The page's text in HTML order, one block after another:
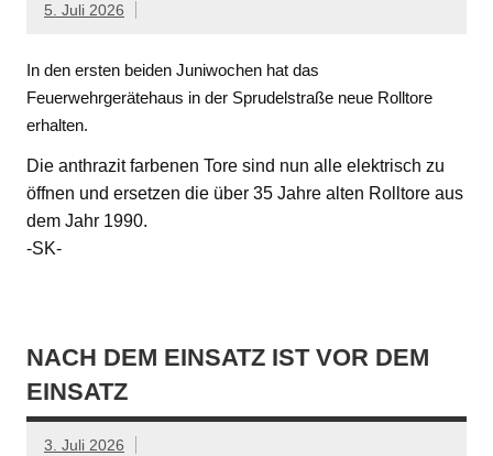
5. Juli 2026
In den ersten beiden Juniwochen hat das
Feuerwehrgerätehaus in der Sprudelstraße neue Rolltore
erhalten.
Die anthrazit farbenen Tore sind nun alle elektrisch zu
öffnen und ersetzen die über 35 Jahre alten Rolltore aus
dem Jahr 1990.
-SK-
NACH DEM EINSATZ IST VOR DEM
EINSATZ
3. Juli 2026